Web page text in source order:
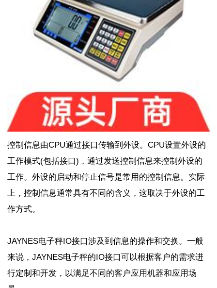
控制信息由CPU通过接口传输到外设。 CPU设置外设的
工作模式(包括接口) ，通过发送控制信息来控制外设的
工作。外设的启动和停止信号是常用的控制信息。实际
上，控制信息通常具有不同的含义，这取决于外设的工
作方式。
JAYNES电子秤IO接口涉及到信息的操作和交换。一般
来说， JAYNES电子秤的IO接口可以根据客户的需求进
行定制和开发，以满足不同的客户应用机器和应用场